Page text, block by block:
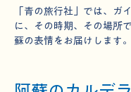
「青の旅行社」では、ガ
に、その時期、その場所
蘇の表情をお届けします。